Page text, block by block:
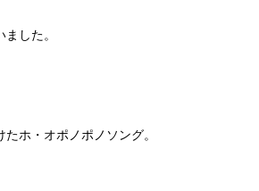
した。
ホ・オポノポノソング。